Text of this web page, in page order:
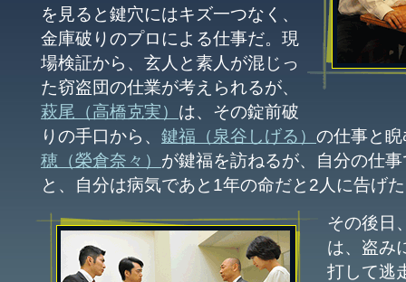
を見ると鍵穴にはキズ一つなく、
金庫破りのプロによる仕事だ。現
場検証から、玄人と素人が混じっ
た窃盗団の仕業が考えられるが、
萩尾（高橋克実） は、その錠前破
りの手口から、 鍵福（泉谷しげる） の仕事と
穂（榮倉奈々） が鍵福を訪ねるが、自分の仕
と、自分は病気であと1年の命だと2人に告げ
その後日
は、盗み
打して逃